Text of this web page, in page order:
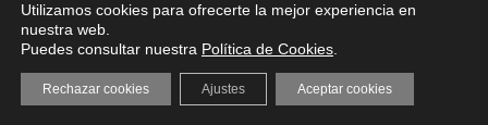
Utilizamos cookies para ofrecerte la mejor experiencia en
nuestra web.
Puedes consultar nuestra Política de Cookies
Aceptar cookies
Rechazar cookies Ajustes